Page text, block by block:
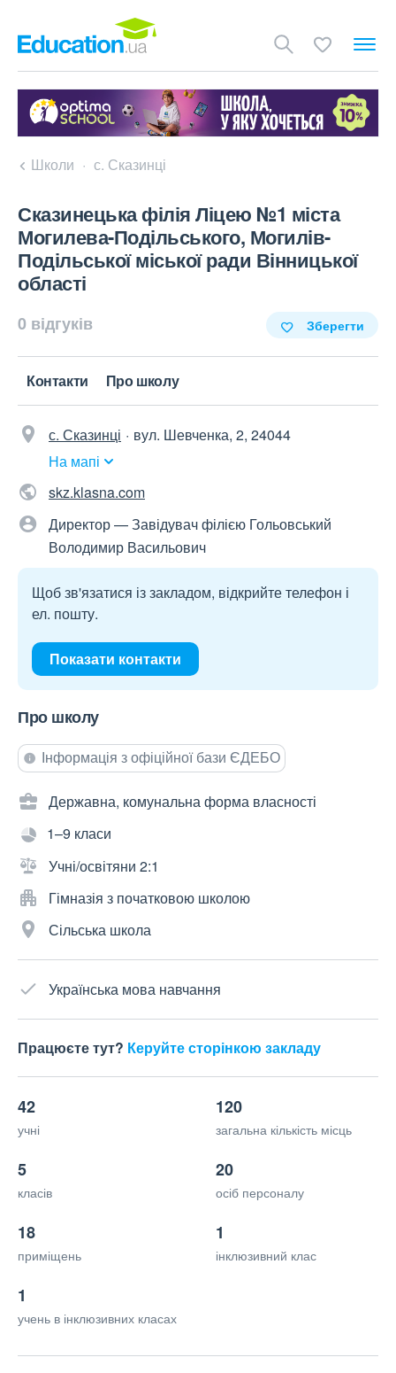
Школи с. Сказинці
Сказинецька філія Ліцею №1 міста
Могилева-Подільського, Могилів-
Подільської міської ради Вінницької
області
0 відгуків Зберегти
Контакти Про школу
с. Сказинці
вул. Шевченка, 2, 24044
На мапі
skz.klasna.com
Директор — Завідувач філією Гольовський
Володимир Васильович
Щоб зв'язатися із закладом, відкрийте телефон і
ел. пошту.
Показати контакти
Про школу
Інформація з офіційної бази ЄДЕБО
Державна, комунальна форма власності
1–9 класи
Учні/освітяни 2:1
Гімназія з початковою школою
Сільська школа
Українська мова навчання
Працюєте тут? Керуйте сторінкою закладу
42
учні
120
загальна кількість місць
5
класів
20
осіб персоналу
18
приміщень
1
інклюзивний клас
1
учень в інклюзивних класах